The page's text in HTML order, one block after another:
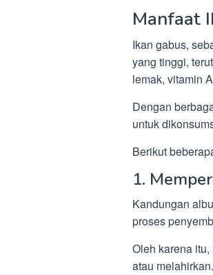
Manfaat
Ikan gabus,
yang tinggi,
lemak, vitamin
Dengan
untuk
Berikut
1.
Kandungan
proses
Oleh karena
atau melahirkan.